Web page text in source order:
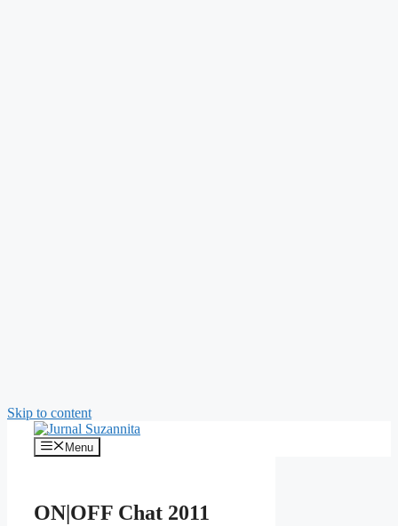
Skip to content
Menu
ON|OFF Chat 2011